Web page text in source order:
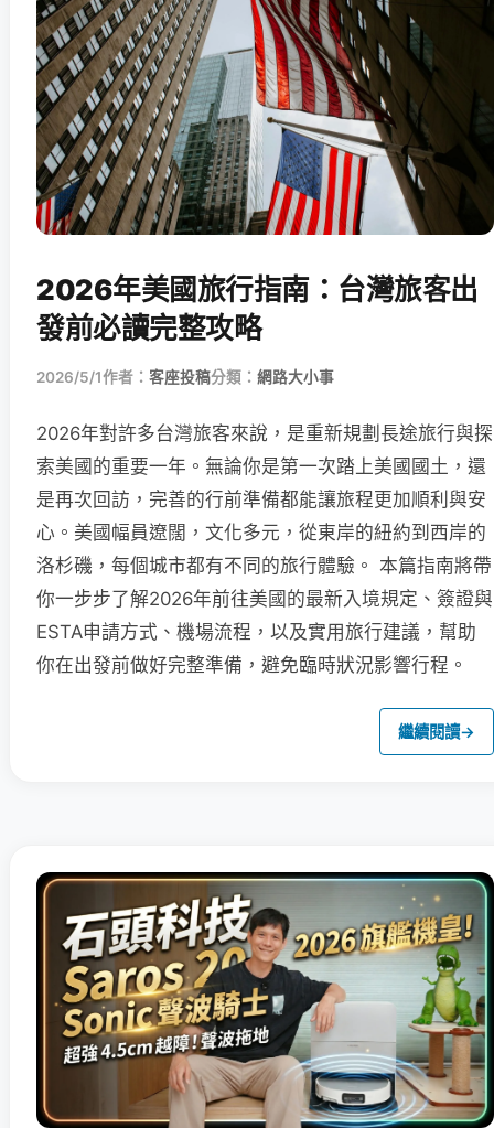
2026年美國旅行指南：台灣旅客出
發前必讀完整攻略
2026/5/1作者： 客座投稿分類： 網路大小事
2026年對許多台灣旅客來說，是重新規劃長途旅行與探
索美國的重要一年。無論你是第一次踏上美國國土，還
是再次回訪，完善的行前準備都能讓旅程更加順利與安
心。美國幅員遼闊，文化多元，從東岸的紐約到西岸的
洛杉磯，每個城市都有不同的旅行體驗。 本篇指南將帶
你一步步了解2026年前往美國的最新入境規定、簽證與
ESTA申請方式、機場流程，以及實用旅行建議，幫助
你在出發前做好完整準備，避免臨時狀況影響行程。
繼續閱讀→